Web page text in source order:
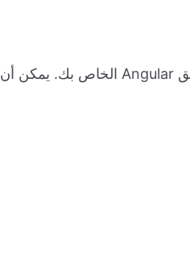
بعد ذلك، يجب أن ترى دليلاً تفاعليًا يرشدك خلال عملية دمج Logto SDK مع تطبيق Angular الخاص بك. يمكن أن